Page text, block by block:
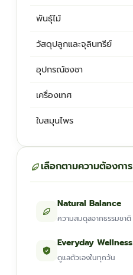
พันธุ์ไม้
ต้นพันธุ์สมุนไพร
วัสดุปลูกและจุลินทรีย์
อุปกรณ์ชงชา
เครื่องเทศ
ใบสมุนไพร
เลือกตามความต้องการ
Natural Balance
ความสมดุลจากธรรมชาติ
Everyday Wellness
ดูแลตัวเองในทุกวัน